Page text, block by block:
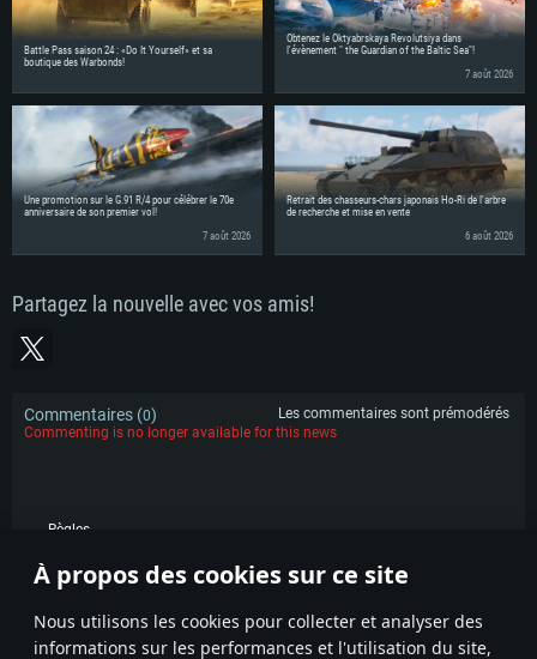
À propos des cookies sur ce site
Nous utilisons les cookies pour collecter et analyser des
informations sur les performances et l'utilisation du site,
Battle Pass saison 24 : «Do It Yourself» et sa
boutique des Warbonds!
Obtenez le Oktyabrskaya Revolutsiya dans
l'évènement " the Guardian of the Baltic Sea"!
7 août 2026
Une promotion sur le G.91 R/4 pour célébrer le 70e
anniversaire de son premier vol!
7 août 2026
Retrait des chasseurs-chars japonais Ho-Ri de l'arbre
de recherche et mise en vente
6 août 2026
Partagez la nouvelle avec vos amis!
Commentaires (0)
Les commentaires sont prémodérés
Commenting is no longer available for this news
Règles
POPULAIRE